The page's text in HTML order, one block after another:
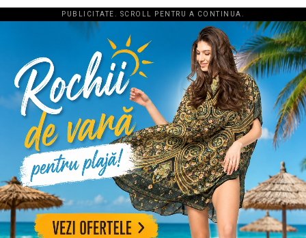
PUBLICITATE. SCROLL PENTRU A CONTINUA.